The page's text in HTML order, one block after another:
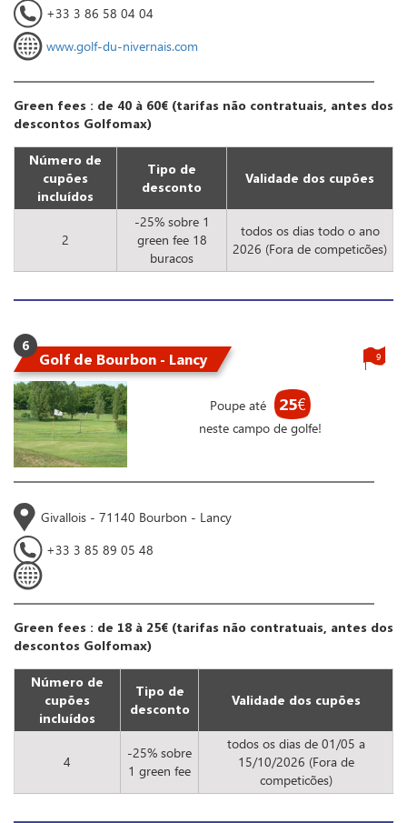
+33 3 86 58 04 04
www.golf-du-nivernais.com
Green fees : de 40 à 60€ (tarifas não contratuais, antes dos
descontos Golfomax)
Número de
cupões
incluídos
Tipo de
desconto
Validade dos cupões
2
-25% sobre 1
green fee 18
buracos
todos os dias todo o ano
2026 (Fora de competicões)
6
Golf de Bourbon - Lancy
Poupe até 25€
neste campo de golfe!
9
Givallois - 71140 Bourbon - Lancy
+33 3 85 89 05 48
Green fees : de 18 à 25€ (tarifas não contratuais, antes dos
descontos Golfomax)
Número de
cupões
incluídos
Tipo de
desconto
Validade dos cupões
4
-25% sobre
1 green fee
todos os dias de 01/05 a
15/10/2026 (Fora de
competicões)